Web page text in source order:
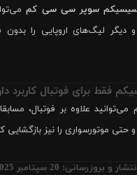
سیسیکم سوپر سی سی کم
و دیگر لیگ‌های اروپایی را بدون
فقط برای فوتبال کاربرد
علاوه بر فوتبال،
حتی موتورسواری را نیز بازگشایی
و بروزرسانی: 20 سپتامبر 2025